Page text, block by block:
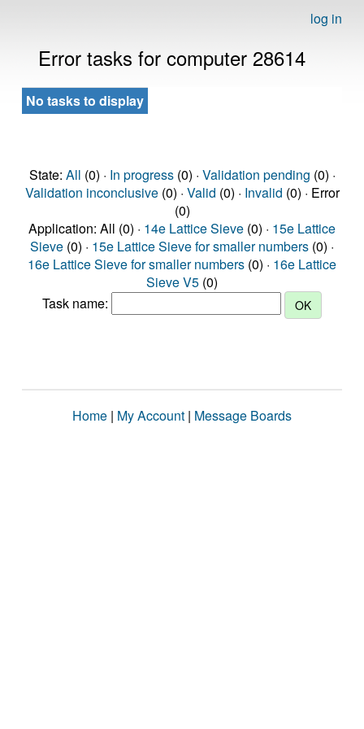
log in
Error tasks for computer 28614
No tasks to display
State: All (0) · In progress(0) · Validation pending (0) ·
Validation inconclusive(0) · Valid (0) · Invalid (0) · Error
(0)
Application: All (0) · 14e Lattice Sieve (0) · 15e Lattice
Sieve (0) · 15e Lattice Sieve for smaller numbers (0) ·
16e Lattice Sieve for smaller numbers (0) · 16e Lattice
Sieve V5 (0)
Task name:
Home | My Account | Message Boards